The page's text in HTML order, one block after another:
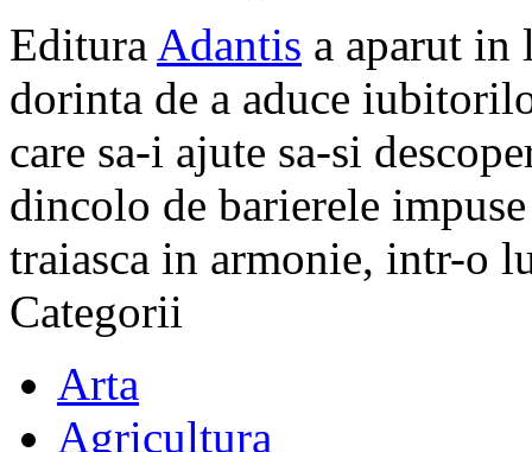
Editura Adantis a aparut in
dorinta de a aduce
care sa-i ajute sa-si
dincolo de barierele
traiasca in armonie, intr-o
Categorii
Arta
Agricultura